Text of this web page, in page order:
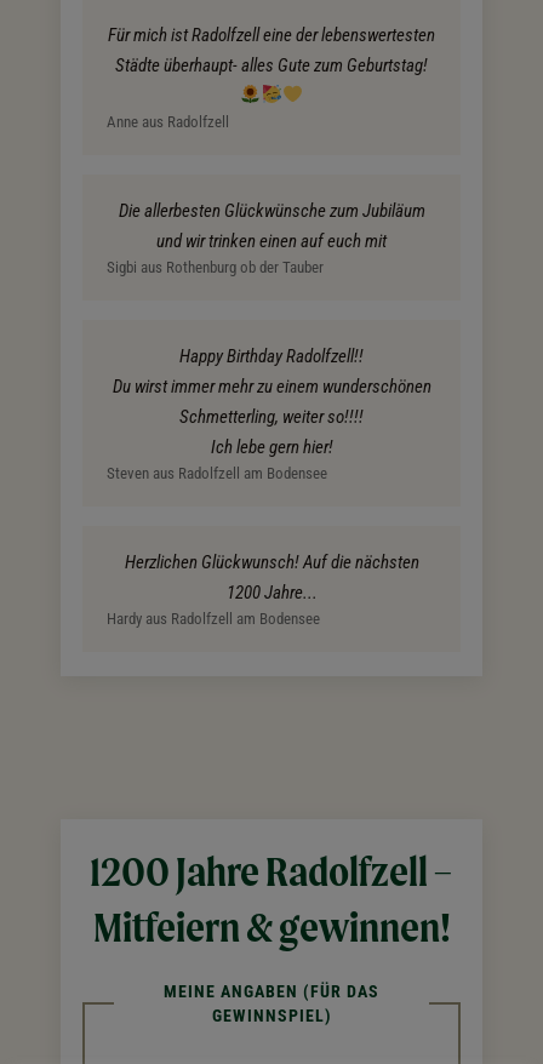
Für mich ist Radolfzell eine der lebenswertesten
Städte überhaupt- alles Gute zum Geburtstag!
Anne aus Radolfzell
Die allerbesten Glückwünsche zum Jubiläum
und wir trinken einen auf euch mit
Sigbi aus Rothenburg ob der Tauber
Happy Birthday Radolfzell!!
Du wirst immer mehr zu einem wunderschönen
Schmetterling, weiter so!!!!
Ich lebe gern hier!
Steven aus Radolfzell am Bodensee
Herzlichen Glückwunsch! Auf die nächsten
1200 Jahre...
Hardy aus Radolfzell am Bodensee
1200 Jahre Radolfzell –
Mitfeiern & gewinnen!
MEINE ANGABEN (FÜR DAS
GEWINNSPIEL)